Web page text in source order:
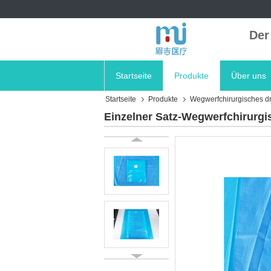
Startseite Produkte Über uns
Startseite Produkte Wegwerfchirurgisches
Einzelner Satz-